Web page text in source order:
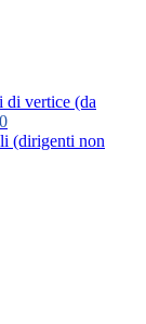
di vertice (da
(dirigenti non